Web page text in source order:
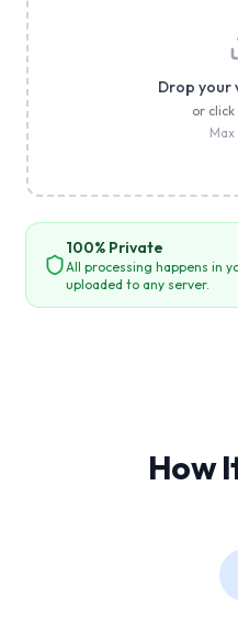
Drop your
or
Max
100% Private
All processing happens in
uploaded to any server.
How